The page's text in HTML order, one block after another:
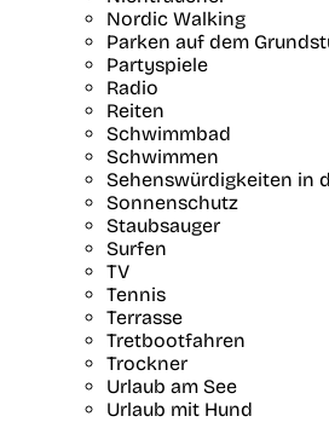
Nordic Walking
Parken auf dem
Partyspiele
Radio
Reiten
Schwimmbad
Schwimmen
Sehenswürdigkeiten in
Sonnenschutz
Staubsauger
Surfen
TV
Tennis
Terrasse
Tretbootfahren
Trockner
Urlaub am See
Urlaub mit Hund